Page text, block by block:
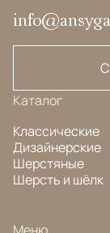
Каталог
Классические
Дизайнерские
Шерстяные
Шерсть и шёлк